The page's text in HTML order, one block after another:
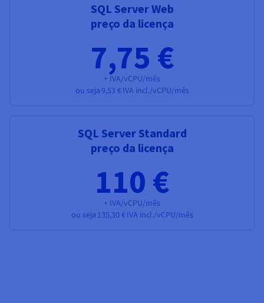
SQL Server Web
preço da licença
7,75 €
+ IVA/vCPU/mês
ou seja 9,53 € IVA incl./vCPU/mês
SQL Server Standard
preço da licença
110 €
+ IVA/vCPU/mês
ou seja 135,30 € IVA incl./vCPU/mês